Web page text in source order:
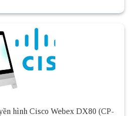
hình Cisco Webex DX80 (CP-